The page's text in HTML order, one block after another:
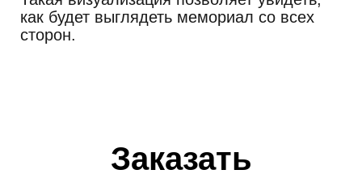
как будет выглядеть мемориал со всех
сторон.
Заказать